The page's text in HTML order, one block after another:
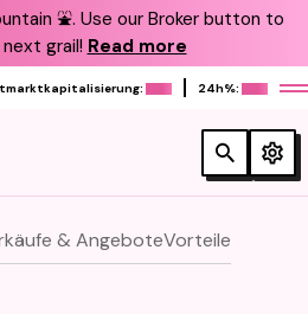
⛲️. Use our Broker button to
grail! Read more
24h%:
& AngeboteVorteile